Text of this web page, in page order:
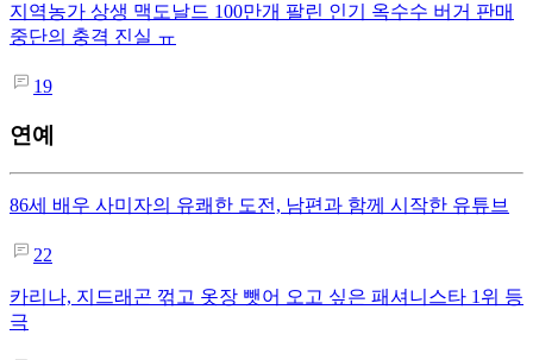
지역농가 상생 맥도날드 100만개 팔린 인기 옥수수 버거 판매
중단의 충격 진실 ㅠ
19
연예
86세 배우 사미자의 유쾌한 도전, 남편과 함께 시작한 유튜브
22
카리나, 지드래곤 꺾고 옷장 뺏어 오고 싶은 패셔니스타 1위 등
극